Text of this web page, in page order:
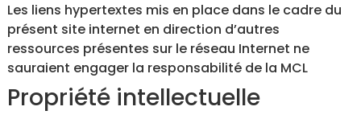
Les liens hypertextes mis en place dans le cadre du
présent site internet en direction d’autres
ressources présentes sur le réseau Internet ne
sauraient engager la responsabilité de la MCL
Propriété intellectuelle